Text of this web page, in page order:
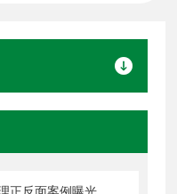
正反面案例曝光